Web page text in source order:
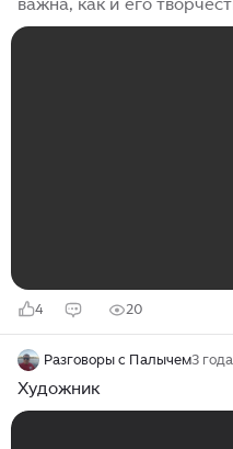
пятёрку художников и
4 20
Разговоры с Палычем3 года
Художник